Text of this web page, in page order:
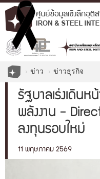
ข่าว ข่าวธุรกิจ
รัฐบาลเร่งเดินห
พลังงาน -
ลงทุนรอบใหม่
11 พฤษภาคม 2569